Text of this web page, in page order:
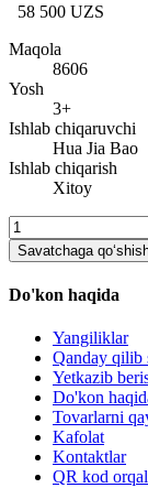
58 500 UZS
Maqola
8606
Yosh
3+
Ishlab chiqaruvchi
Hua Jia Bao
Ishlab chiqarish
Xitoy
Savatchaga
Do'kon haqida
Yangiliklar
Qanday qilib
Yetkazib
Do'kon
Tovarlarni
Kafolat
Kontaktlar
QR kod